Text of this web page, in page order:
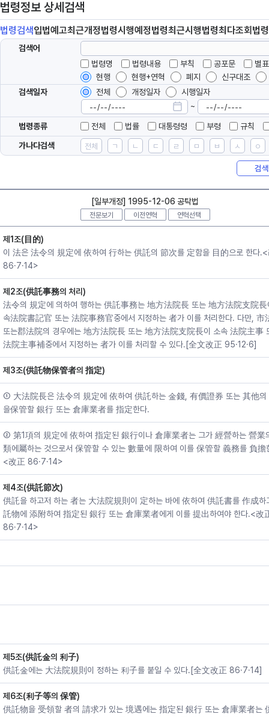
법령정보 상세검색
법령검색입법예고최근개정법령시행예정법령최근시행법령최다조회 법령
검색어
법령명
법령내용 부칙 공포문
별
현행
현행+연혁 폐지
신구대조
검색일자
전체 개정일자
시행일자
~
법령종류 전체 법률 대통령령 부령
규칙
가나다검색
전체 ㄱ ㄴ ㄷ ㄹ ㅁ ㅂ ㅅ ㅇ
검색
[일부개정] 1995-12-06 공탁법
전문보기 이전연혁 연혁선택
제1조(目的)
이 法은 法令의 規定에 依하여 行하는 供託의 節次를 定함을 目的으로 한다
86·7·14>
제2조(供託事務의 처리)
法令의 規定에 의하여 행하는 供託事務는 地方法院長 또는 地方法院支院長
속法院書記官 또는 法院事務官중에서 지정하는 者가 이를 처리한다. 다만, 市
또는郡法院의 경우에는 地方法院長 또는 地方法院支院長이 소속 法院主事
法院主事補중에서 지정하는 者가 이를 처리할 수 있다.[全文改正 95·12·6]
제3조(供託物保管者의 指定)
① 大法院長은 法令의 規定에 依하여 供託하는 金錢, 有價證券 또는 其他
을保管할 銀行 또는 倉庫業者를 指定한다.
② 第1項의 規定에 依하여 指定된 銀行이나 倉庫業者는 그가 經營하는 營業
類에屬하는 것으로서 保管할 수 있는 數量에 限하여 이를 保管할 義務를 負擔
<改正 86·7·14>
제4조(供託節次)
供託을 하고저 하는 者는 大法院規則이 定하는 바에 依하여 供託書를 作成하
託物에 添附하여 指定된 銀行 또는 倉庫業者에게 이를 提出하여야 한다.<改
86·7·14>
제5조(供託金의 利子)
供託金에는 大法院規則이 정하는 利子를 붙일 수 있다.[全文改正 86·7·14]
제6조(利子等의 保管)
供託物을 受領할 者의 請求가 있는 境遇에는 指定된 銀行 또는 倉庫業者는